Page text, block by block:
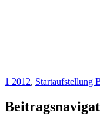
1 2012, Startaufstellung